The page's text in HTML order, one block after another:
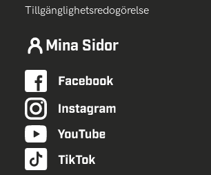
Tillgänglighetsredogörelse
Mina Sidor